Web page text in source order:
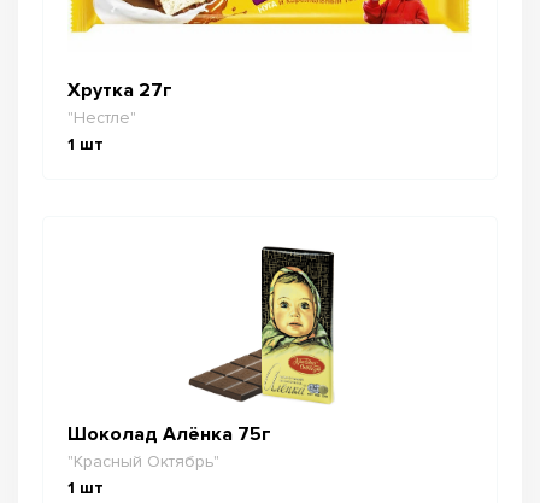
Хрутка 27г
"Нестле"
1 шт
Шоколад Алёнка 75г
"Красный Октябрь"
1 шт